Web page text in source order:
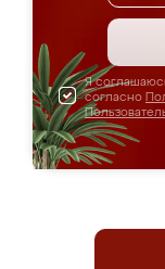
Я
согласно